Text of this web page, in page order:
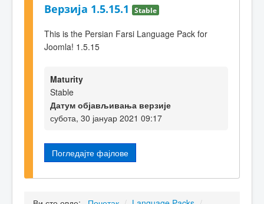
Верзија 1.5.15.1 Stable
This is the Persian Farsi Language Pack for
Joomla! 1.5.15
Maturity
Stable
Датум објављивања верзије
субота, 30 јануар 2021 09:17
Погледајте фајлове